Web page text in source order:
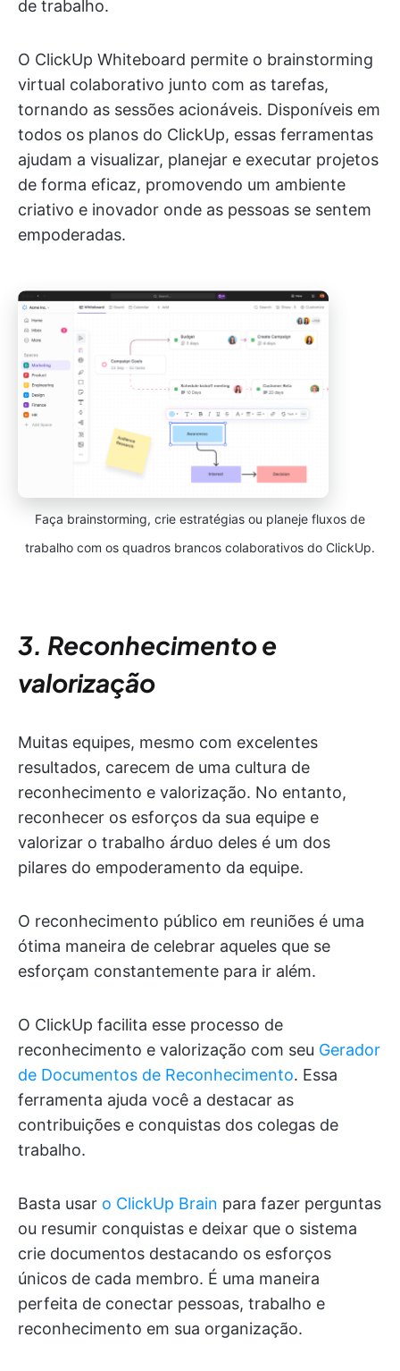
de trabalho.
O ClickUp Whiteboard permite o brainstorming
virtual colaborativo junto com as tarefas,
tornando as sessões acionáveis. Disponíveis em
todos os planos do ClickUp, essas ferramentas
ajudam a visualizar, planejar e executar projetos
de forma eficaz, promovendo um ambiente
criativo e inovador onde as pessoas se sentem
empoderadas.
Faça brainstorming, crie estratégias ou planeje fluxos de
trabalho com os quadros brancos colaborativos do ClickUp.
3. Reconhecimento e
valorização
Muitas equipes, mesmo com excelentes
resultados, carecem de uma cultura de
reconhecimento e valorização. No entanto,
reconhecer os esforços da sua equipe e
valorizar o trabalho árduo deles é um dos
pilares do empoderamento da equipe.
O reconhecimento público em reuniões é uma
ótima maneira de celebrar aqueles que se
esforçam constantemente para ir além.
O ClickUp facilita esse processo de
reconhecimento e valorização com seu Gerador
de Documentos de Reconhecimento. Essa
ferramenta ajuda você a destacar as
contribuições e conquistas dos colegas de
trabalho.
Basta usar o ClickUp Brain para fazer perguntas
ou resumir conquistas e deixar que o sistema
crie documentos destacando os esforços
únicos de cada membro. É uma maneira
perfeita de conectar pessoas, trabalho e
reconhecimento em sua organização.